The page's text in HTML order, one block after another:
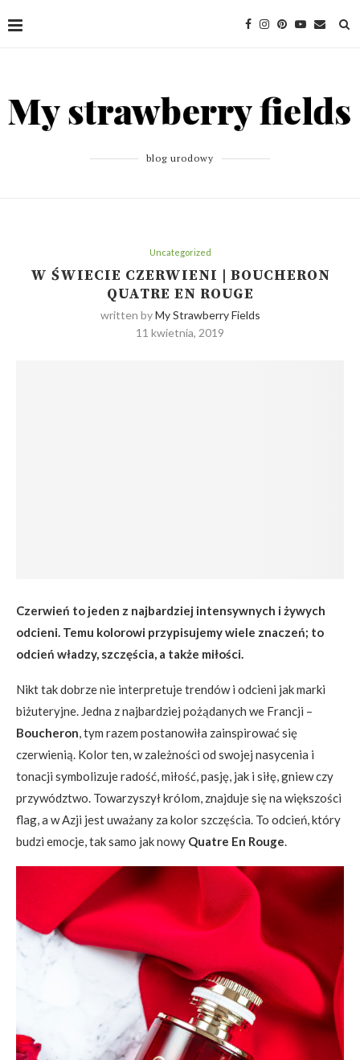
blog urodowy
Uncategorized
W ŚWIECIE CZERWIENI | BOUCHERON
QUATRE EN ROUGE
written byMy Strawberry Fields
11 kwietnia, 2019
Czerwień to jeden z najbardziej intensywnych i żywych
odcieni. Temu kolorowi przypisujemy wiele znaczeń; to
odcień władzy, szczęścia, a także miłości.
Nikt tak dobrze nie interpretuje trendów i odcieni jak marki
biżuteryjne. Jedna z najbardziej pożądanych we Francji –
Boucheron, tym razem postanowiła zainspirować się
czerwienią. Kolor ten, w zależności od swojej nasycenia i
tonacji symbolizuje radość, miłość, pasję, jak i siłę, gniew czy
przywództwo. Towarzyszył królom, znajduje się na większości
flag, a w Azji jest uważany za kolor szczęścia. To odcień, który
budzi emocje, tak samo jak nowy Quatre En Rouge.